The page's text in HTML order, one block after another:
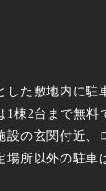
した敷地内に駐
1棟2台まで無料
設の玄関付近、
場所以外の駐車